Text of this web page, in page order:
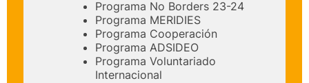
Programa No Borders 23-24
Programa MERIDIES
Programa Cooperación
Programa ADSIDEO
Programa Voluntariado
Internacional